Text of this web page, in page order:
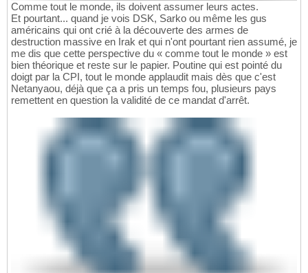
Comme tout le monde, ils doivent assumer leurs actes.
Et pourtant... quand je vois DSK, Sarko ou même les gus
américains qui ont crié à la découverte des armes de
destruction massive en Irak et qui n'ont pourtant rien assumé, je
me dis que cette perspective du « comme tout le monde » est
bien théorique et reste sur le papier. Poutine qui est pointé du
doigt par la CPI, tout le monde applaudit mais dès que c'est
Netanyaou, déjà que ça a pris un temps fou, plusieurs pays
remettent en question la validité de ce mandat d'arrêt.